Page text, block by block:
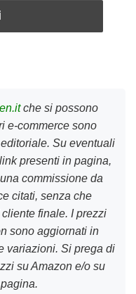
che si possono
e-commerce sono
Su eventuali
presenti in pagina,
commissione da
citati, senza che
finale. I prezzi
sono aggiornati in
variazioni. Si prega di
su Amazon e/o su